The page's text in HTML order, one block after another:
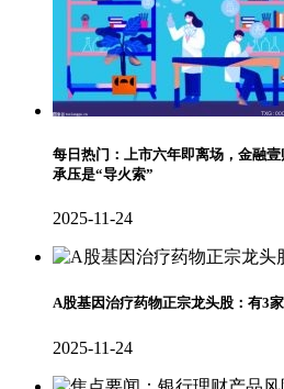
每日热门：上市六年即离场，金融
承压是“导火索”
2025-11-24
A股基因治疗药物正宗龙头股：有3
2025-11-24